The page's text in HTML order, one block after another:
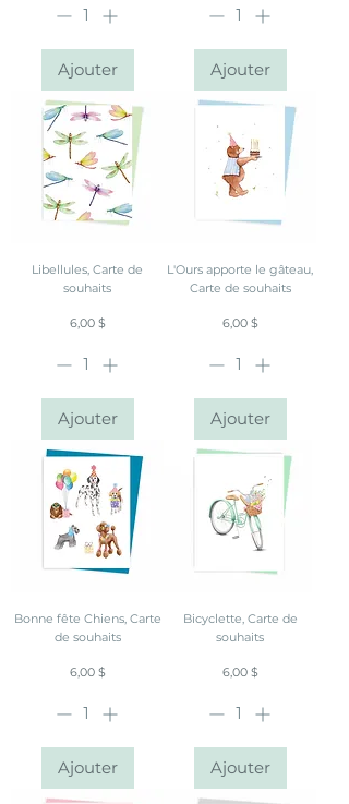
Ajouter Ajouter
Libellules, Carte de
souhaits
Prix
6,00 $
Ajouter
L'Ours apporte le gâteau,
Carte de souhaits
Prix
6,00 $
Ajouter
Bonne fête Chiens, Carte
de souhaits
Prix
6,00 $
Ajouter
Bicyclette, Carte de
souhaits
Prix
6,00 $
Ajouter